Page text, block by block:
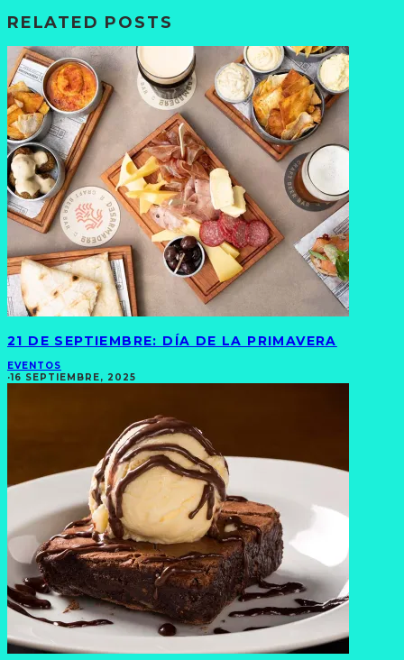
RELATED POSTS
21 DE SEPTIEMBRE: DÍA DE LA PRIMAVERA
EVENTOS
·16 SEPTIEMBRE, 2025